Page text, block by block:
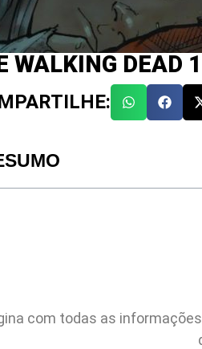
WALKING DEAD
com todas as